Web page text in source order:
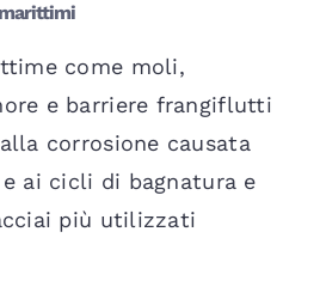
come moli,
e barriere frangiflutti
corrosione causata
e ai cicli di bagnatura e
più utilizzati